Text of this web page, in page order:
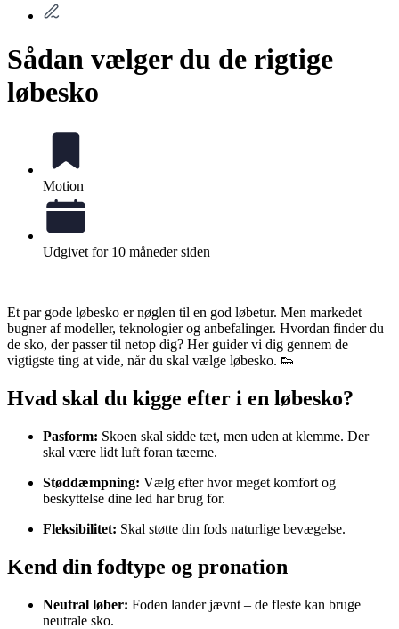
Sådan vælger du de rigtige
løbesko
Motion
Udgivet for 10 måneder siden
Et par gode løbesko er nøglen til en god løbetur. Men markedet
bugner af modeller, teknologier og anbefalinger. Hvordan finder du
de sko, der passer til netop dig? Her guider vi dig gennem de
vigtigste ting at vide, når du skal vælge løbesko. 👟
Hvad skal du kigge efter i en løbesko?
Pasform: Skoen skal sidde tæt, men uden at klemme. Der
skal være lidt luft foran tæerne.
Støddæmpning: Vælg efter hvor meget komfort og
beskyttelse dine led har brug for.
Fleksibilitet: Skal støtte din fods naturlige bevægelse.
Kend din fodtype og pronation
Neutral løber: Foden lander jævnt – de fleste kan bruge
neutrale sko.